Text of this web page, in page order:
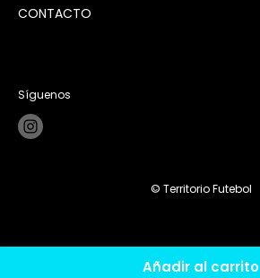
Añadir al carrito
CONTACTO
Síguenos
© Territorio Futebol